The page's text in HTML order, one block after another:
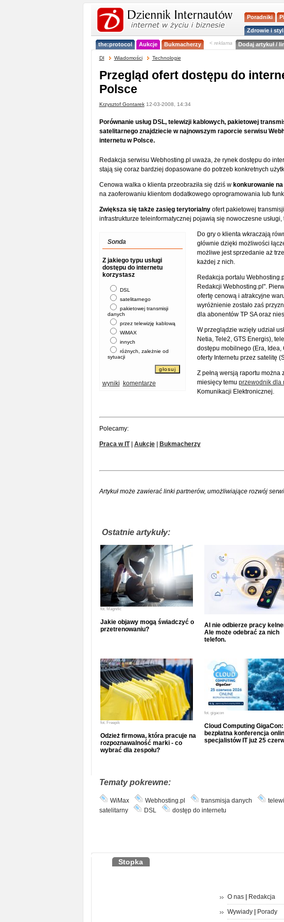
Poradniki
Zdrowie i
the:protocol Aukcje Bukmacherzy < reklama Dodaj artykuł /
DI Wiadomości Technologie
Przegląd ofert dostępu do
Polsce
Krzysztof Gontarek12-03-2008, 14:34
Porównanie usług DSL, telewizji kablowych, pakietowej
satelitarnego znajdziecie w najnowszym raporcie serwisu
internetu w Polsce.
Redakcja serwisu Webhosting.pl uważa, że rynek dostępu do
stają się coraz bardziej dopasowane do potrzeb konkretnych
Cenowa walka o klienta przeobraziła się dziś w konkurowanie
na zaoferowaniu klientom dodatkowego oprogramowania lub
Zwiększa się także zasięg terytorialnyofert pakietowej
infrastrukturze teleinformatycznej pojawią się nowoczesne
Sonda
Z jakiego typu usługi
dostępu do internetu
korzystasz
DSL
satelitarnego
pakietowej transmisji
danych
przez telewizję kablową
WiMAX
innych
różnych, zależnie od
sytuacji
wyniki komentarze
Do gry o klienta wkraczają
głównie dzięki możliwości
możliwe jest sprzedanie aż
każdej z nich.
Redakcja portalu
Redakcji Webhosting.pl".
ofertę cenową i atrakcyjne
wyróżnienie zostało zaś
dla abonentów TP SA oraz
W przeglądzie wzięły udział
Netia, Tele2, GTS Energis),
dostępu mobilnego (Era, Idea,
oferty Internetu przez satelitę
Z pełną wersją raportu można
miesięcy temu przewodnik dla
Komunikacji Elektronicznej.
Polecamy:
Praca w IT| Aukcje| Bukmacherzy
Artykuł może zawierać linki partnerów, umożliwiające rozwój
Ostatnie artykuły:
fot. Magnific
Jakie objawy mogą świadczyć o
przetrenowaniu?
AI nie odbierze pracy
Ale może odebrać za nich
telefon.
fot. Freepik
Odzież firmowa, która pracuje na
rozpoznawalność marki - co
wybrać dla zespołu?
fot. gigacon
Cloud Computing GigaCon:
bezpłatna konferencja
specjalistów IT już 25
Tematy pokrewne:
WiMax Webhosting.pl transmisja danych
satelitarny
DSL dostęp do internetu
Stopka
O nas| Redakcja
Wywiady| Porady